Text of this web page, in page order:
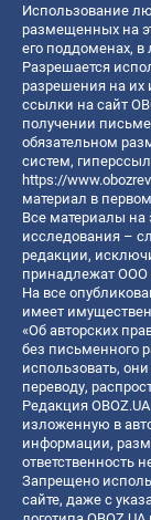
Использование
размещенных на
его поддоменах,
Разрешается
разрешения на их
ссылки на сайт
получении
обязательном
систем,
https://
материал в
Все материалы на
исследования –
редакции,
принадлежат ООО
На все
имеет
«Об авторских
без письменного
использовать,
переводу,
Редакция
изложенную в
информации,
ответственность
Запрещено
сайте, даже с